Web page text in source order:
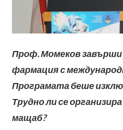
Проф. Момеков завърши
фармация с
Програмата беше
Трудно ли се
мащаб?